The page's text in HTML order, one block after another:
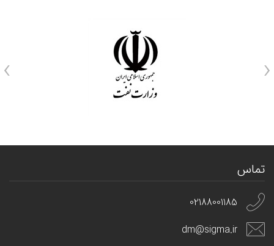
‹
›
تماس
02188001185
dm@sigma.ir